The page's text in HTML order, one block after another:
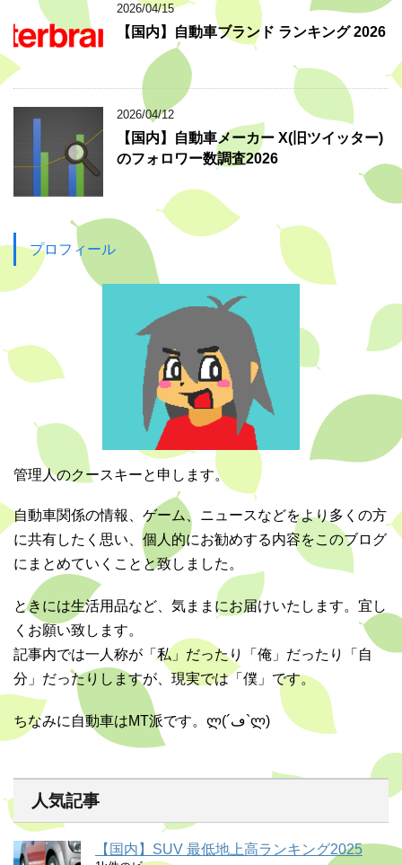
2026/04/15
【国内】自動車ブランド ランキング 2026
2026/04/12
【国内】自動車メーカー X(旧ツイッター)
のフォロワー数調査2026
プロフィール
管理人のクースキーと申します。
自動車関係の情報、ゲーム、ニュースなどをより多くの方
に共有したく思い、個人的にお勧めする内容をこのブログ
にまとめていくことと致しました。
ときには生活用品など、気ままにお届けいたします。宜し
くお願い致します。
記事内では一人称が「私」だったり「俺」だったり「自
分」だったりしますが、現実では「僕」です。
ちなみに自動車はMT派です。ლ(´ڡ`ლ)
人気記事
【国内】SUV 最低地上高ランキング2025